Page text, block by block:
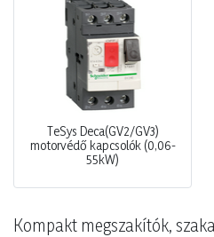
TeSys Deca(GV2/GV3)
motorvédő kapcsolók (0,06-
55kW)
Kompakt megszakítók,